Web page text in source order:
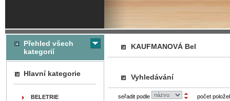
KAUFMANOVÁ Bel
Vyhledávání
seřadit podle počet
Přehled všech
kategorií
Hlavní kategorie
BELETRIE